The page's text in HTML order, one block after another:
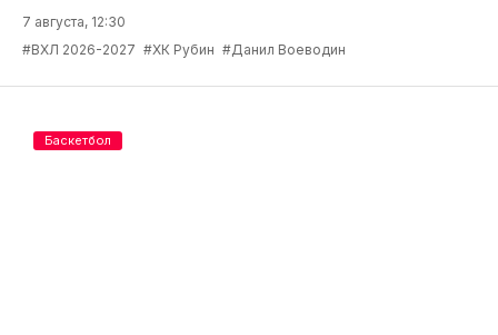
7 августа, 12:30
#ВХЛ 2026-2027 #ХК Рубин #Данил Воеводин
Баскетбол